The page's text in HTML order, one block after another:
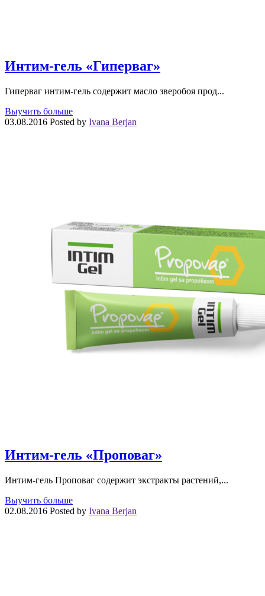
Интим-гель «Гиперваг»
Гиперваг интим-гель содержит масло зверобоя прод...
Выучить больше
03.08.2016 Posted by Ivana Berjan
Интим-гель «Проповаг»
Интим-гель Проповаг содержит экстракты растений,...
Выучить больше
02.08.2016 Posted by Ivana Berjan